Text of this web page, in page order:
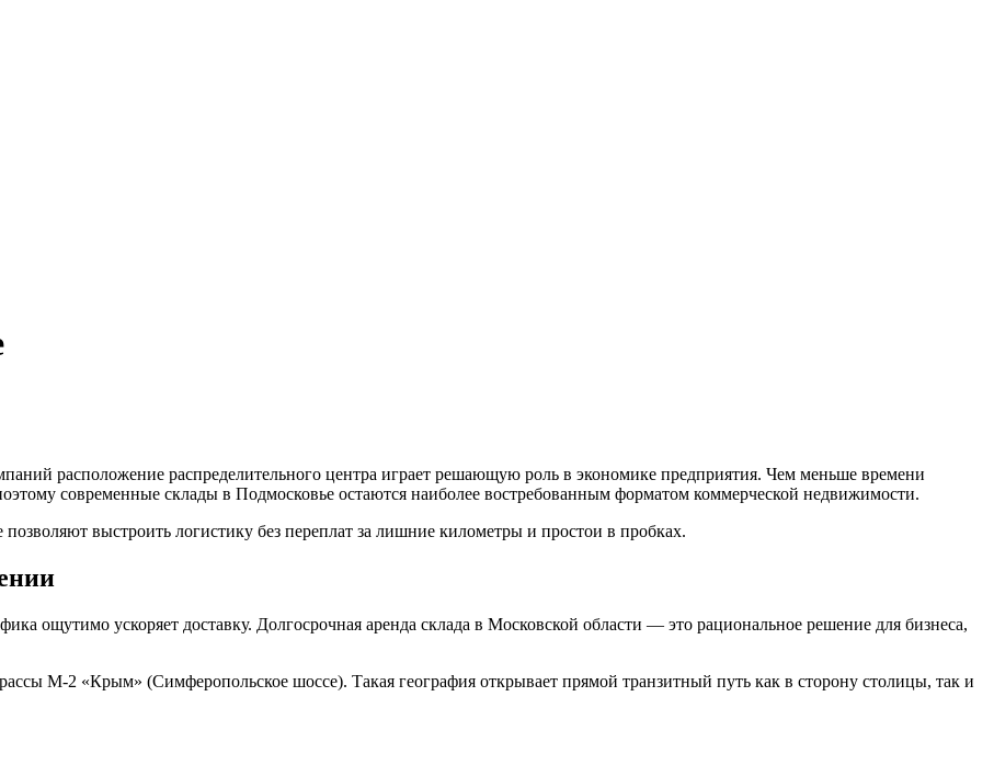
расположение распределительного центра играет решающую роль в экономике предприятия. Чем меньше времени
современные склады в Подмосковье остаются наиболее востребованным форматом коммерческой недвижимости.
выстроить логистику без переплат за лишние километры и простои в пробках.
ощутимо ускоряет доставку. Долгосрочная аренда склада в Московской области — это рациональное решение для бизнеса,
М-2 «Крым» (Симферопольское шоссе). Такая география открывает прямой транзитный путь как в сторону столицы, так и